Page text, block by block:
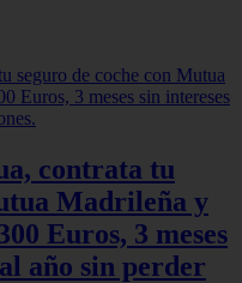
contrata tu
Madrileña y
Euros, 3 meses
año sin perder